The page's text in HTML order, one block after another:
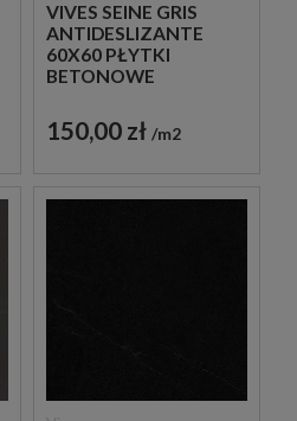
VIVES SEINE GRIS
ANTIDESLIZANTE
60X60 PŁYTKI
BETONOWE
150,00 zł m2